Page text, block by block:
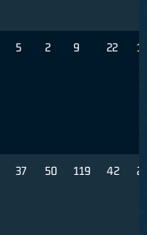
5 2 9 22 1
37 50 119 42 21